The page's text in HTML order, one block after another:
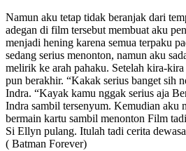
Namun aku tetap tidak beranjak dari
adegan di film tersebut membuat aku
menjadi hening karena semua terpaku
sedang serius menonton, namun aku
melirik ke arah pahaku. Setelah kira-
pun berakhir. “Kakak serius banget sih
Indra. “Kayak kamu nggak serius aja
Indra sambil tersenyum. Kemudian aku
bermain kartu sambil menonton Film
Si Ellyn pulang. Itulah tadi cerita
( Batman Forever)